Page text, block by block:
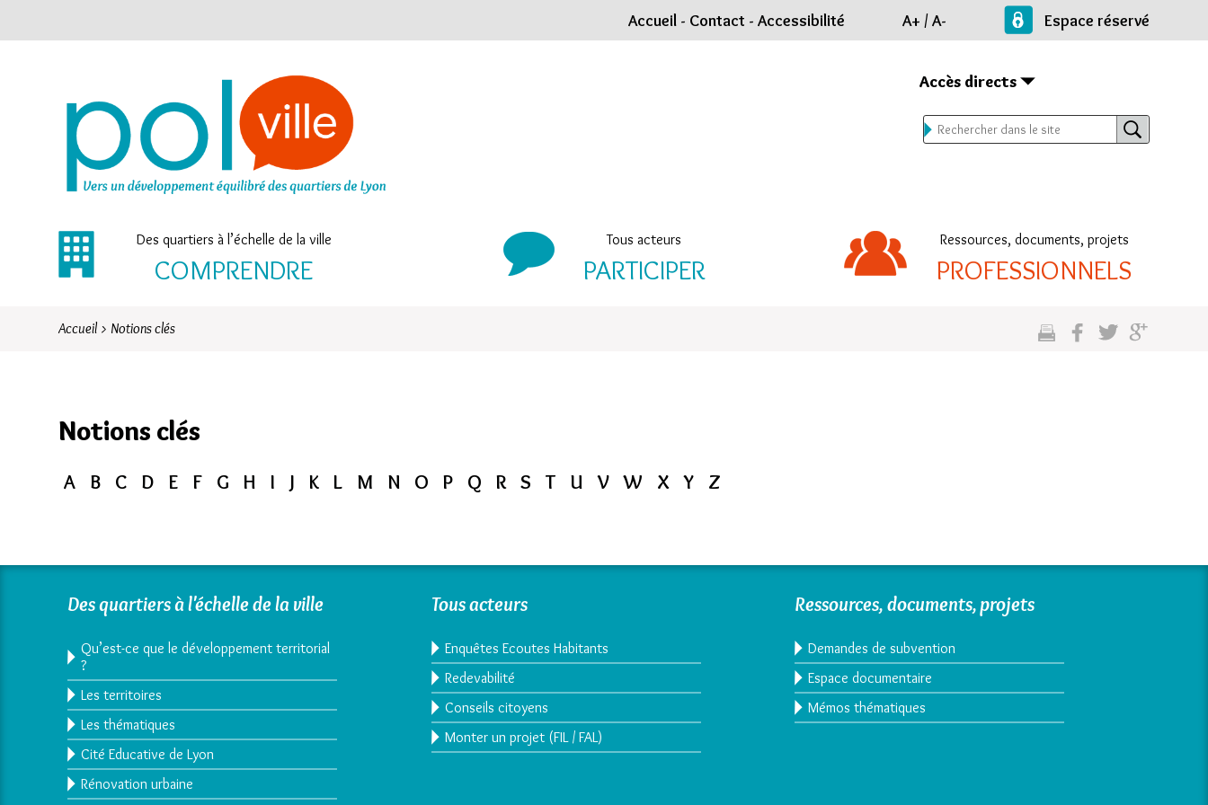
Accueil - Contact - Accessibilité A+ /A- Espace réservé
Accès directs
Des quartiers à l’échelle de la ville
COMPRENDRE
Tous acteurs
PARTICIPER
Ressources, documents, projets
PROFESSIONNELS
Accueil > Notions clés
Notions clés
A B C D E F G H I J K L M N O P Q R S T U V W X Y Z
Des quartiers à l'échelle de la ville
Qu’est-ce que le développement territorial
?
Les territoires
Les thématiques
Cité Educative de Lyon
Rénovation urbaine
Tous acteurs
Enquêtes Ecoutes Habitants
Redevabilité
Conseils citoyens
Monter un projet (FIL / FAL)
Ressources, documents, projets
Demandes de subvention
Espace documentaire
Mémos thématiques